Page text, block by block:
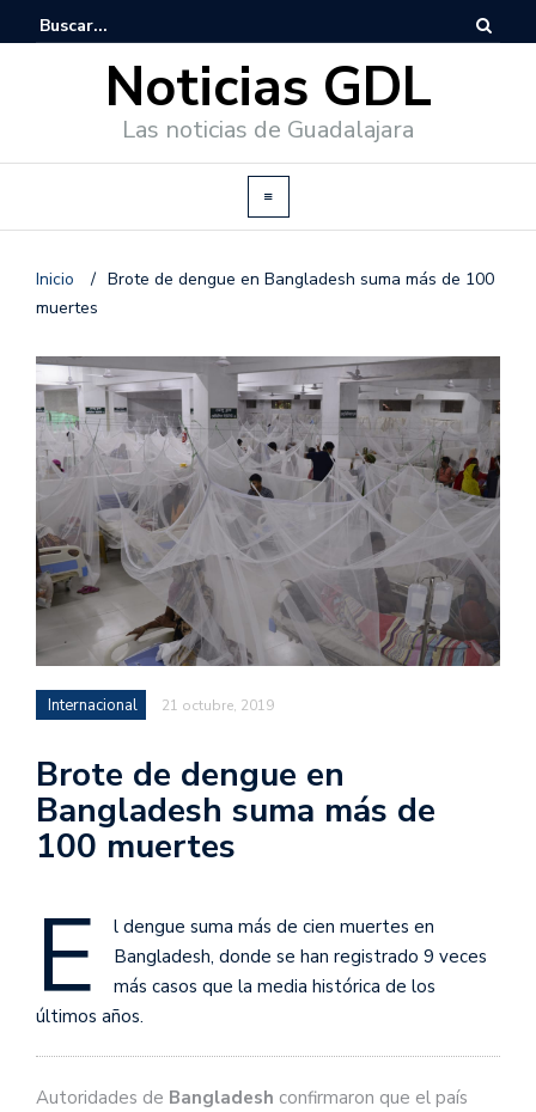
Noticias GDL
Las noticias de Guadalajara
Inicio / Brote de dengue en Bangladesh suma más de 100
muertes
Internacional 21 octubre, 2019
Brote de dengue en
Bangladesh suma más de
100 muertes
E
l dengue suma más de cien muertes en
Bangladesh, donde se han registrado 9 veces
más casos que la media histórica de los
últimos años.
Autoridades de Bangladesh confirmaron que el país